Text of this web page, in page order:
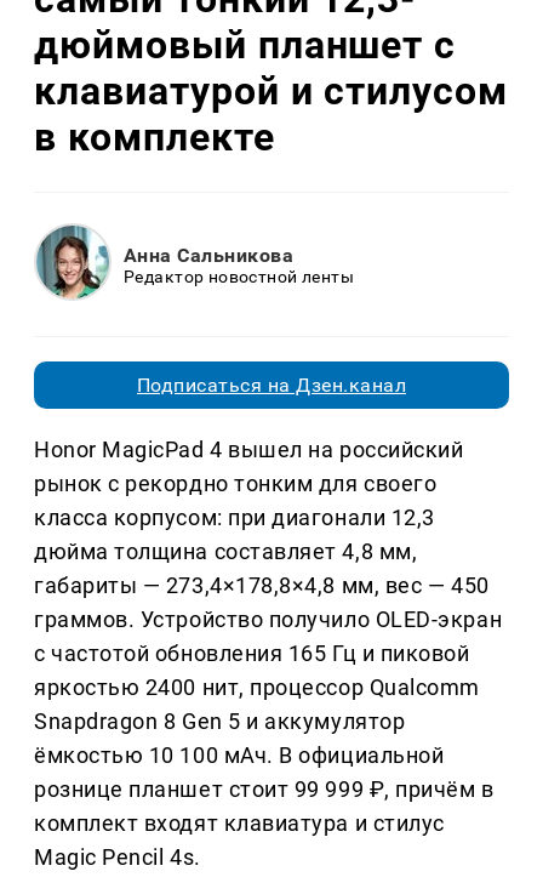
дюймовый планшет с
клавиатурой и стилусом
в комплекте
Анна Сальникова
Редактор новостной ленты
Подписаться на Дзен.канал
Honor MagicPad 4 вышел на российский
рынок с рекордно тонким для своего
класса корпусом: при диагонали 12,3
дюйма толщина составляет 4,8 мм,
габариты — 273,4×178,8×4,8 мм, вес — 450
граммов. Устройство получило OLED-экран
с частотой обновления 165 Гц и пиковой
яркостью 2400 нит, процессор Qualcomm
Snapdragon 8 Gen 5 и аккумулятор
ёмкостью 10 100 мАч. В официальной
рознице планшет стоит 99 999 ₽, причём в
комплект входят клавиатура и стилус
Magic Pencil 4s.